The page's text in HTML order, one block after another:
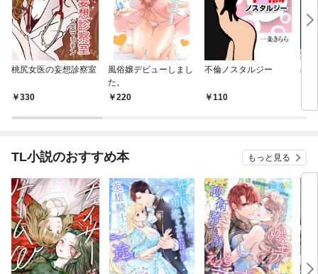
桃尻女医の妄想診察室
330
風俗嬢デビューしまし
た。
220
不倫ノスタルジー
110
義
TL小説のおすすめ本 もっと見る